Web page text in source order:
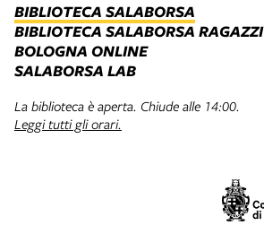
BIBLIOTECA SALABORSA
BIBLIOTECA SALABORSA RAGAZZI
BOLOGNA ONLINE
SALABORSA LAB
La biblioteca è aperta. Chiude alle 14:00.
Leggi tutti gli orari.